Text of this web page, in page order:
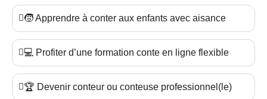
🧒 Apprendre à conter aux enfants avec aisance
💻 Profiter d’une formation conte en ligne flexible
🏆 Devenir conteur ou conteuse professionnel(le)